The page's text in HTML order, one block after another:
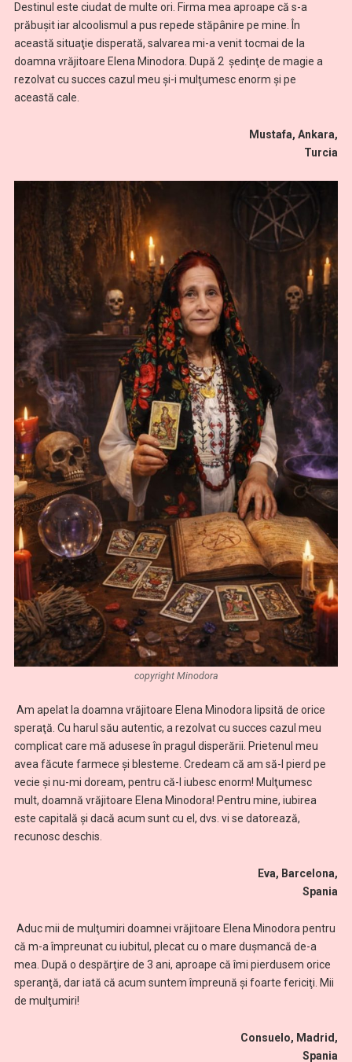
Destinul este ciudat de multe ori. Firma mea aproape că s-a
prăbuşit iar alcoolismul a pus repede stăpânire pe mine. În
această situaţie disperată, salvarea mi-a venit tocmai de la
doamna vrăjitoare Elena Minodora. După 2 şedinţe de magie a
rezolvat cu succes cazul meu și-i mulţumesc enorm şi pe
această cale.
Mustafa, Ankara,
Turcia
copyright Minodora
Am apelat la doamna vrăjitoare Elena Minodora lipsită de orice
speraţă. Cu harul său autentic, a rezolvat cu succes cazul meu
complicat care mă adusese în pragul disperării. Prietenul meu
avea făcute farmece şi blesteme. Credeam că am să-l pierd pe
vecie şi nu-mi doream, pentru că-l iubesc enorm! Mulţumesc
mult, doamnă vrăjitoare Elena Minodora! Pentru mine, iubirea
este capitală şi dacă acum sunt cu el, dvs. vi se datorează,
recunosc deschis.
Eva, Barcelona,
Spania
Aduc mii de mulţumiri doamnei vrăjitoare Elena Minodora pentru
că m-a împreunat cu iubitul, plecat cu o mare dușmancă de-a
mea. După o despărţire de 3 ani, aproape că îmi pierdusem orice
speranţă, dar iată că acum suntem împreună şi foarte fericiţi. Mii
de mulţumiri!
Consuelo, Madrid,
Spania